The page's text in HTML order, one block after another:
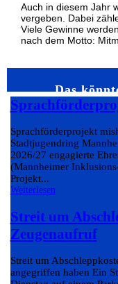
Auch in diesem Jahr
vergeben. Dabei
Viele Gewinne
nach dem Motto:
Das
Sprachförderprojekt
Stadtjugendring
2026/27 engagierte
(Mannheimer
Projekt...
Weiterlesen
Streit um
Zeugenaufruf
Streit um
angegriffen haben Ein